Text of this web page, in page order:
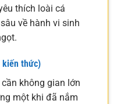
thích loài cá
về hành vi sinh
kiến thức)
không gian lớn
một khi đã nắm